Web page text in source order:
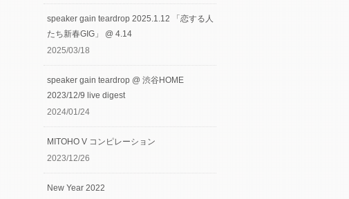
speaker gain teardrop 2025.1.12 「恋する人
たち新春GIG」 @ 4.14
2025/03/18
speaker gain teardrop @ 渋谷HOME
2023/12/9 live digest
2024/01/24
MITOHO V コンピレーション
2023/12/26
New Year 2022